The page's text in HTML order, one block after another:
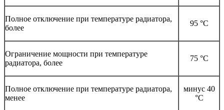
Полное отключение при температуре радиатора,
более
95 °C
Ограничение мощности при температуре
радиатора, более
75 °C
Полное отключение при температуре радиатора,
менее
минус 40
°C